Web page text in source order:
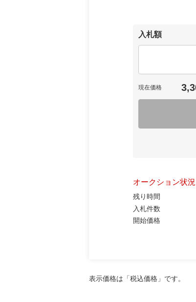
入札額
現在価格
オークション状況
残り時間
入札件数
開始価格
表示価格は「税込価格」です。